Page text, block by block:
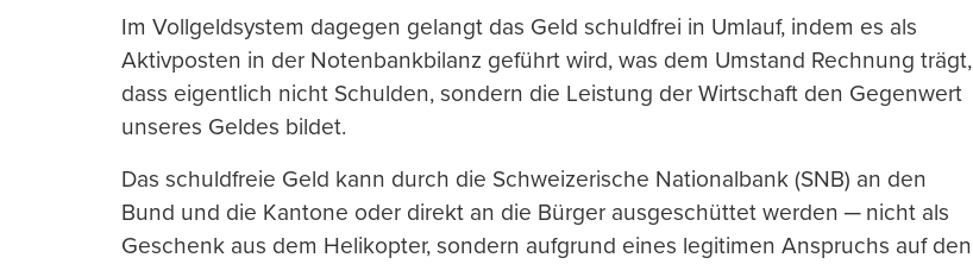
Im Vollgeldsystem dagegen gelangt das Geld schuldfrei in Umlauf, indem es als
Aktivposten in der Notenbankbilanz geführt wird, was dem Umstand Rechnung trägt,
dass eigentlich nicht Schulden, sondern die Leistung der Wirtschaft den Gegenwert
unseres Geldes bildet.
Das schuldfreie Geld kann durch die Schweizerische Nationalbank (SNB) an den
Bund und die Kantone oder direkt an die Bürger ausgeschüttet werden ─ nicht als
Geschenk aus dem Helikopter, sondern aufgrund eines legitimen Anspruchs auf den